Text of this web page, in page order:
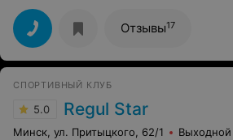
пешеходному переходу и тротуару.
Отзывы17
СПОРТИВНЫЙ КЛУБ
5.0 Regul Star
Минск, ул. Притыцкого, 62/1 Выходной